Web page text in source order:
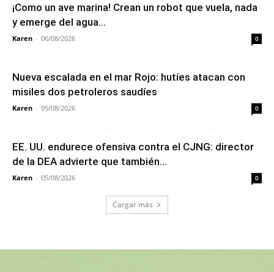
¡Como un ave marina! Crean un robot que vuela, nada
y emerge del agua...
Karen - 06/08/2026 0
Nueva escalada en el mar Rojo: hutíes atacan con
misiles dos petroleros saudíes
Karen - 05/08/2026 0
EE. UU. endurece ofensiva contra el CJNG: director
de la DEA advierte que también...
Karen - 05/08/2026 0
Cargar más